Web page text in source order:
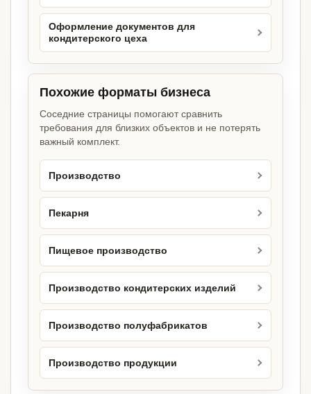
Оформление документов для
кондитерского цеха
Похожие форматы бизнеса
Соседние страницы помогают сравнить
требования для близких объектов и не потерять
важный комплект.
Производство
Пекарня
Пищевое производство
Производство кондитерских изделий
Производство полуфабрикатов
Производство продукции